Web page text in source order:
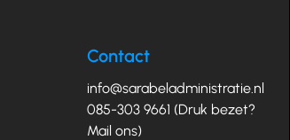
Contact
info@sarabeladministratie.nl
085-303 9661 (Druk bezet?
Mail ons)